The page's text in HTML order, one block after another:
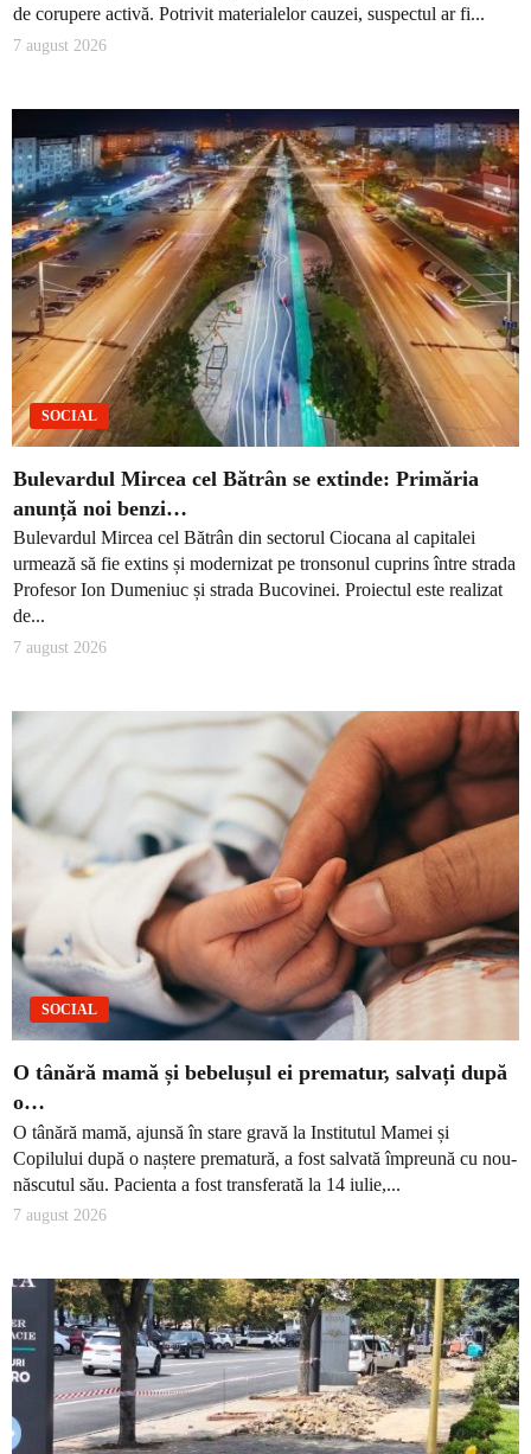
de corupere activă. Potrivit materialelor cauzei, suspectul ar fi...
7 august 2026
SOCIAL
Bulevardul Mircea cel Bătrân se extinde: Primăria
anunță noi benzi…
Bulevardul Mircea cel Bătrân din sectorul Ciocana al capitalei
urmează să fie extins și modernizat pe tronsonul cuprins între strada
Profesor Ion Dumeniuc și strada Bucovinei. Proiectul este realizat
de...
7 august 2026
SOCIAL
O tânără mamă și bebelușul ei prematur, salvați după
o…
O tânără mamă, ajunsă în stare gravă la Institutul Mamei și
Copilului după o naștere prematură, a fost salvată împreună cu nou-
născutul său. Pacienta a fost transferată la 14 iulie,...
7 august 2026